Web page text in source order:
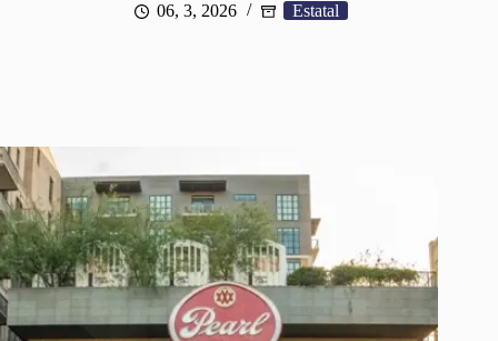
06, 3, 2026 Estatal